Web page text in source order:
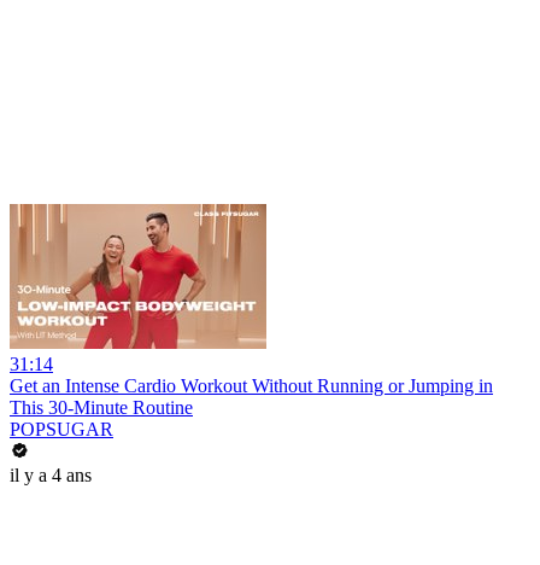
31:14
Get an Intense Cardio Workout Without Running or Jumping in
This 30-Minute Routine
POPSUGAR
il y a 4 ans